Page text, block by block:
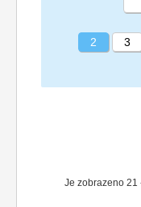
Je zobrazeno 21
2
3